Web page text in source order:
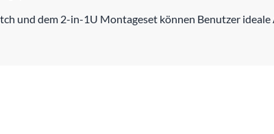
und dem 2-in-1U Montageset können Benutzer